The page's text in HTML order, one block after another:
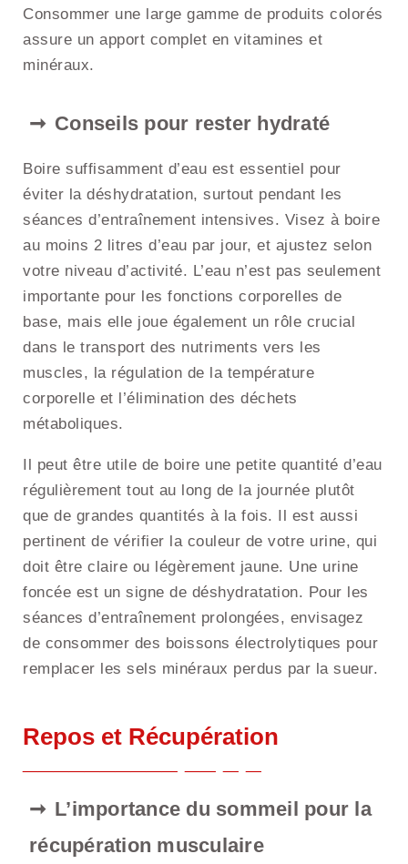
Consommer une large gamme de produits colorés
assure un apport complet en vitamines et
minéraux.
Conseils pour rester hydraté
Boire suffisamment d’eau est essentiel pour
éviter la déshydratation, surtout pendant les
séances d’entraînement intensives. Visez à boire
au moins 2 litres d’eau par jour, et ajustez selon
votre niveau d’activité. L’eau n’est pas seulement
importante pour les fonctions corporelles de
base, mais elle joue également un rôle crucial
dans le transport des nutriments vers les
muscles, la régulation de la température
corporelle et l’élimination des déchets
métaboliques.
Il peut être utile de boire une petite quantité d’eau
régulièrement tout au long de la journée plutôt
que de grandes quantités à la fois. Il est aussi
pertinent de vérifier la couleur de votre urine, qui
doit être claire ou légèrement jaune. Une urine
foncée est un signe de déshydratation. Pour les
séances d’entraînement prolongées, envisagez
de consommer des boissons électrolytiques pour
remplacer les sels minéraux perdus par la sueur.
Repos et Récupération
L’importance du sommeil pour la
récupération musculaire